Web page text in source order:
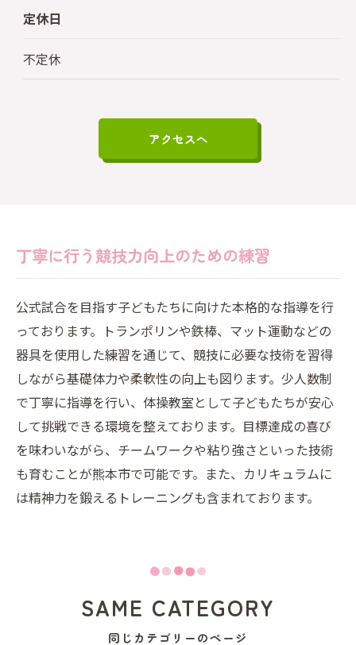
定休日
不定休
アクセスへ
丁寧に行う競技力向上のための練習
公式試合を目指す子どもたちに向けた本格的な指導を行
っております。トランポリンや鉄棒、マット運動などの
器具を使用した練習を通じて、競技に必要な技術を習得
しながら基礎体力や柔軟性の向上も図ります。少人数制
で丁寧に指導を行い、体操教室として子どもたちが安心
して挑戦できる環境を整えております。目標達成の喜び
を味わいながら、チームワークや粘り強さといった技術
も育むことが熊本市で可能です。また、カリキュラムに
は精神力を鍛えるトレーニングも含まれております。
同じカテゴリーのページ
SAME CATEGORY